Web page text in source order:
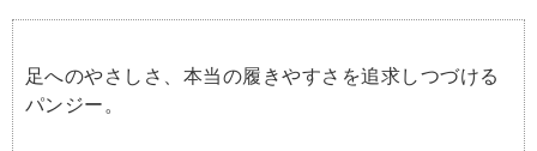
足へのやさしさ、本当の履きやすさを追求しつづける
パンジー。